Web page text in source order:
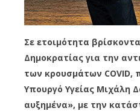
Σε ετοιμότητα
Δημοκρατίας για την
των κρουσμάτων COVID,
Υπουργό Υγείας Μιχάλη
αυξημένα», με την